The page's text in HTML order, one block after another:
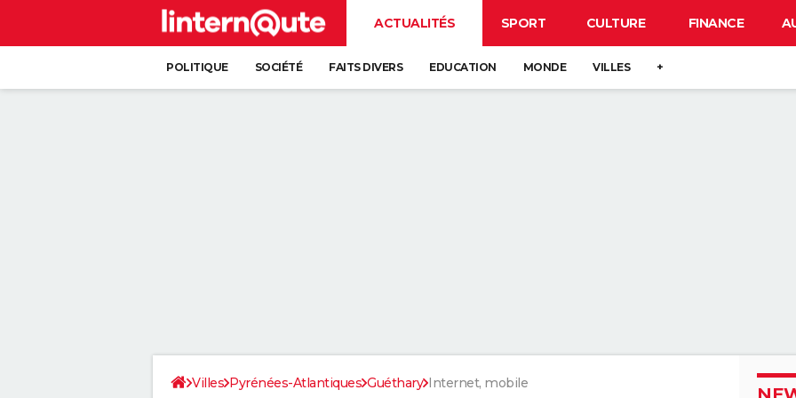
ACTUALITÉS SPORT CULTURE FINANCE
POLITIQUE SOCIÉTÉ FAITS DIVERS EDUCATION MONDE VILLES +
Villes Pyrénées-Atlantiques Guéthary Internet, mobile